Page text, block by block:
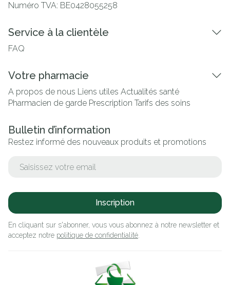
Numéro TVA: BE0428055258
Service à la clientèle
FAQ
Votre pharmacie
A propos de nous Liens utiles Actualités santé
Pharmacien de garde Prescription Tarifs des soins
Bulletin d’information
Restez informé des nouveaux produits et promotions
Inscription
En cliquant sur s'abonner, vous vous abonnez à notre newsletter et
acceptez notre politique de confidentialité